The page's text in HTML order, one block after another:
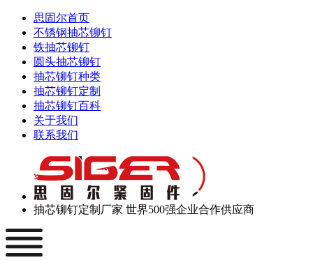
思固尔首页
不锈钢抽芯铆钉
铁抽芯铆钉
圆头抽芯铆钉
抽芯铆钉种类
抽芯铆钉定制
抽芯铆钉百科
关于我们
联系我们
抽芯铆钉定制厂家 世界500强企业合作供应商